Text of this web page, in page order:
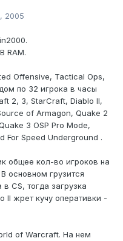
2005
RAM.
Offensive, Tactical Ops,
по 32 игрока в часы
2, 3, StarCraft, Diablo II,
of Armagon, Quake 2
3 OSP Pro Mode,
For Speed Underground .
общее кол-во игроков на
основном грузится
CS, тогда загрузка
II жрет кучу оперативки -
of Warcraft. На нем